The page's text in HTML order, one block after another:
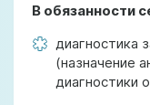
В обязанности
диагностика
(назначение
диагностики